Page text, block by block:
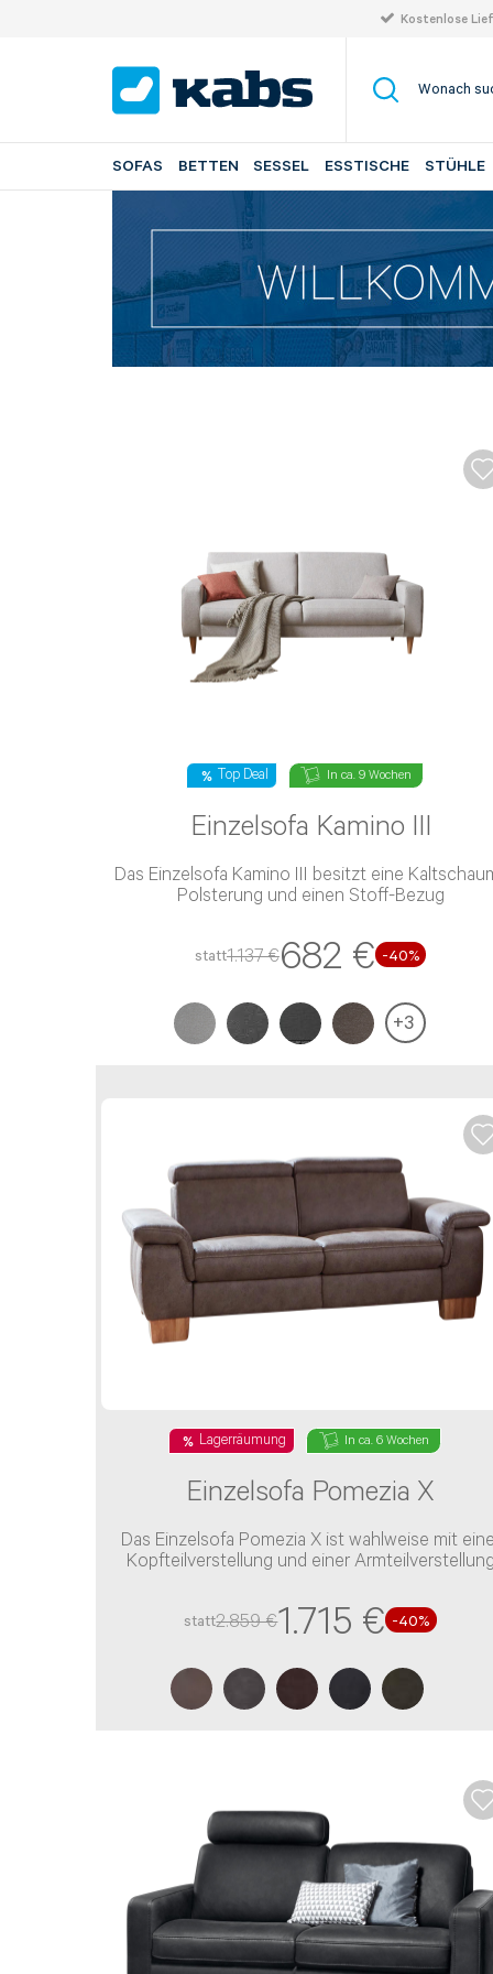
Kostenlose
SOFAS BETTEN SESSEL ESSTISCHE STÜHLE
Beratung per E-Mail
Haben Sie noch Fragen? Sie können uns Ihr
Top Deal In ca. 9 Wochen
Einzelsofa Kamino III
Das Einzelsofa Kamino III besitzt eine Kaltschaum-
Polsterung und einen Stoff-Bezug
statt1.137 €682 € -40%
+3
Lagerräumung In ca. 6 Wochen
Einzelsofa Pomezia X
Das Einzelsofa Pomezia X ist wahlweise mit
Kopfteilverstellung und einer Armteilverstellung
statt2.859 €1.715 € -40%